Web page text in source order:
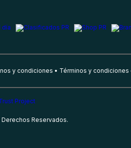
y condiciones Términos y
Reservados.